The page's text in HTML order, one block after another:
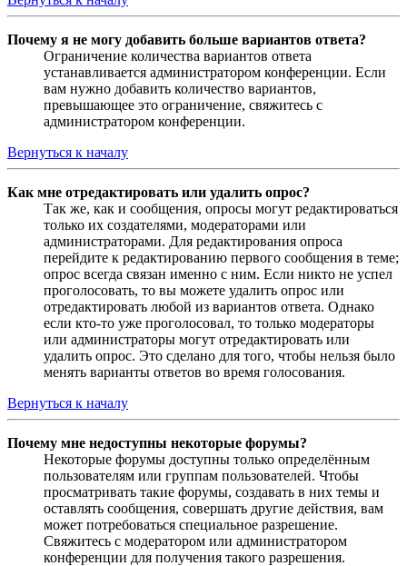
Почему я не могу добавить больше вариантов ответа?
Ограничение количества вариантов ответа
устанавливается администратором конференции. Если
вам нужно добавить количество вариантов,
превышающее это ограничение, свяжитесь с
администратором конференции.
Вернуться к началу
Как мне отредактировать или удалить опрос?
Так же, как и сообщения, опросы могут редактироваться
только их создателями, модераторами или
администраторами. Для редактирования опроса
перейдите к редактированию первого сообщения в теме;
опрос всегда связан именно с ним. Если никто не успел
проголосовать, то вы можете удалить опрос или
отредактировать любой из вариантов ответа. Однако
если кто-то уже проголосовал, то только модераторы
или администраторы могут отредактировать или
удалить опрос. Это сделано для того, чтобы нельзя было
менять варианты ответов во время голосования.
Вернуться к началу
Почему мне недоступны некоторые форумы?
Некоторые форумы доступны только определённым
пользователям или группам пользователей. Чтобы
просматривать такие форумы, создавать в них темы и
оставлять сообщения, совершать другие действия, вам
может потребоваться специальное разрешение.
Свяжитесь с модератором или администратором
конференции для получения такого разрешения.